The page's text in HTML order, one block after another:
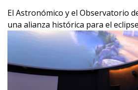
El Astronómico y el Observatorio
una alianza histórica para el